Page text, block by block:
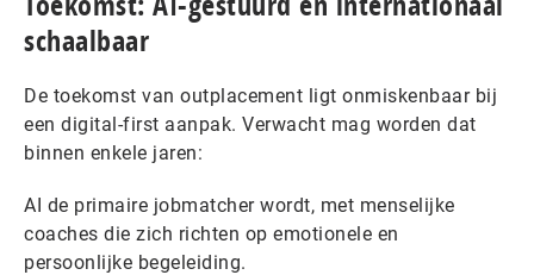
schaalbaar
De toekomst van outplacement ligt onmiskenbaar bij
een digital-first aanpak. Verwacht mag worden dat
binnen enkele jaren:
AI de primaire jobmatcher wordt, met menselijke
coaches die zich richten op emotionele en
persoonlijke begeleiding.